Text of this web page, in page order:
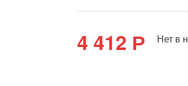
4 412 Р Нет в